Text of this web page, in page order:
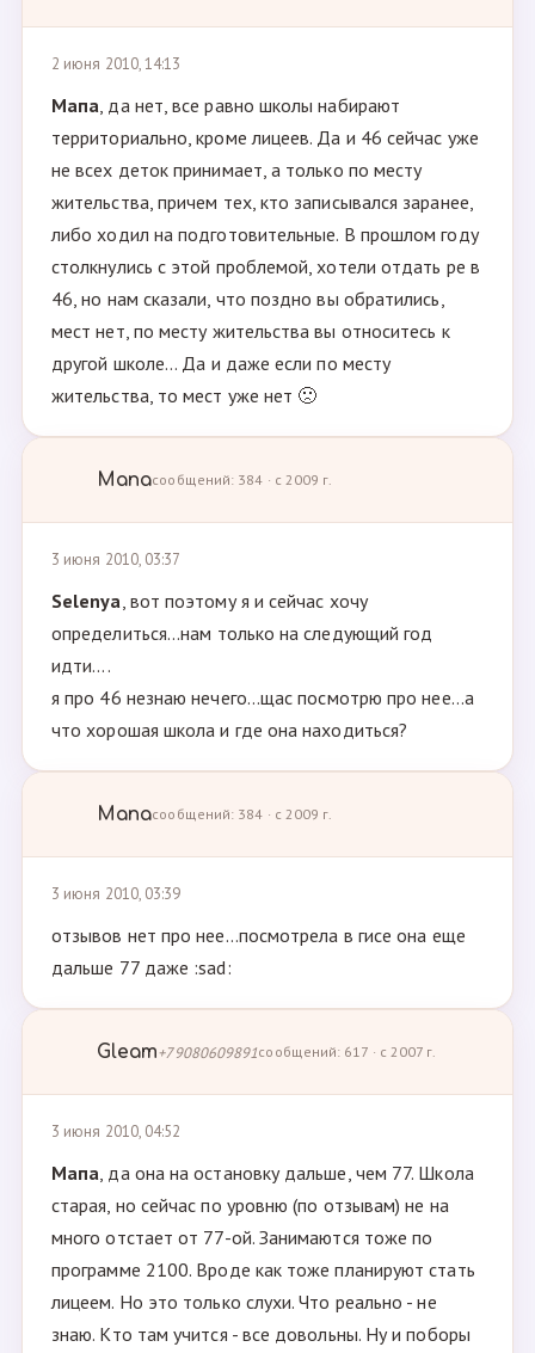
2 июня 2010, 14:13
Мапа, да нет, все равно школы набирают
территориально, кроме лицеев. Да и 46 сейчас уже
не всех деток принимает, а только по месту
жительства, причем тех, кто записывался заранее,
либо ходил на подготовительные. В прошлом году
столкнулись с этой проблемой, хотели отдать ре в
46, но нам сказали, что поздно вы обратились,
мест нет, по месту жительства вы относитесь к
другой школе... Да и даже если по месту
жительства, то мест уже нет 🙁
Мапасообщений: 384 · с 2009 г.
3 июня 2010, 03:37
Selenya, вот поэтому я и сейчас хочу
определиться...нам только на следующий год
идти....
я про 46 незнаю нечего...щас посмотрю про нее...а
что хорошая школа и где она находиться?
Мапасообщений: 384 · с 2009 г.
3 июня 2010, 03:39
отзывов нет про нее...посмотрела в гисе она еще
дальше 77 даже :sad:
Gleam+79080609891сообщений: 617 · с 2007 г.
3 июня 2010, 04:52
Мапа, да она на остановку дальше, чем 77. Школа
старая, но сейчас по уровню (по отзывам) не на
много отстает от 77-ой. Занимаются тоже по
программе 2100. Вроде как тоже планируют стать
лицеем. Но это только слухи. Что реально - не
знаю. Кто там учится - все довольны. Ну и поборы